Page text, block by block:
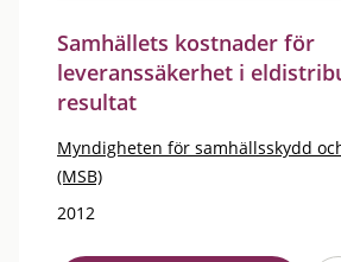
Samhällets kostnader för
leveranssäkerhet i
resultat
Myndigheten för samhällsskydd
(MSB)
2012